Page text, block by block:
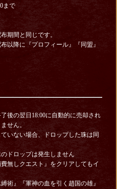
まで
期間と同じです。
以降に『プロフィール』『同盟』
後の翌日18:00に自動的に売却され
せん。
いない場合、ドロップした珠は同
ドロップは発生しません
無しクエスト』をクリアしてもイ
術』『軍神の血を引く趙国の雄』